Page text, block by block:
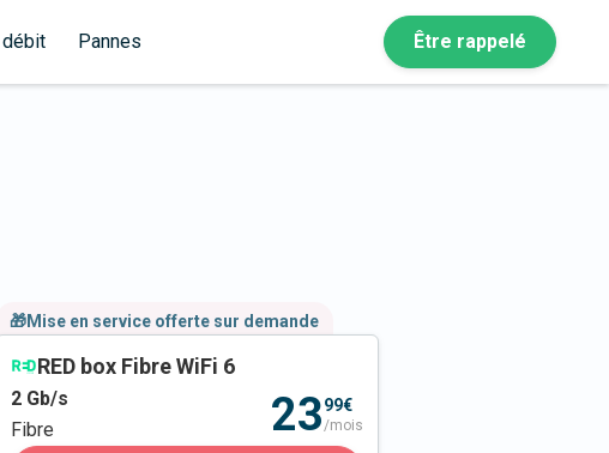
Pannes Être rappelé
🎁Mise en service offerte sur demande
RED box Fibre WiFi 6
2 Gb/s
Fibre
2399€
/mois